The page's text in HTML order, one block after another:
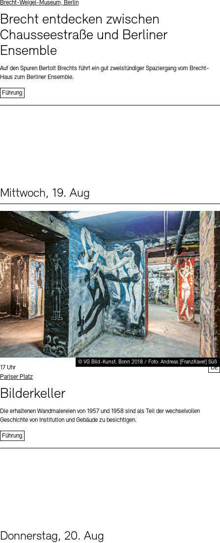
Standort
Brecht-Weigel-Museum, Berlin
Brecht entdecken zwischen
Chausseestraße und Berliner
Ensemble
Auf den Spuren Bertolt Brechts führt ein gut zweistündiger Spaziergang vom Brecht-
Haus zum Berliner Ensemble.
Führung
Mittwoch, 19. Aug
© VG Bild-Kunst, Bonn 2018 / Foto: Andreas [FranzXaver] Süß
Uhrzeit:
17 Uhr
Standort
Pariser Platz
Bilderkeller
Die erhaltenen Wandmalereien von 1957 und 1958 sind als Teil der wechselvollen
Geschichte von Institution und Gebäude zu besichtigen.
Führung
DE
Donnerstag, 20. Aug